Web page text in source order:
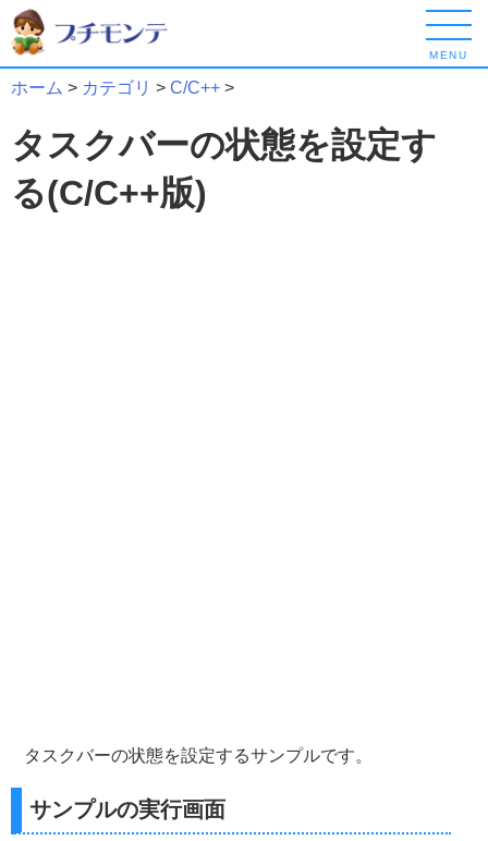
MENU
ホーム > カテゴリ > C/C++ >
タスクバーの状態を設定す
る(C/C++版)
タスクバーの状態を設定するサンプルです。
サンプルの実行画面